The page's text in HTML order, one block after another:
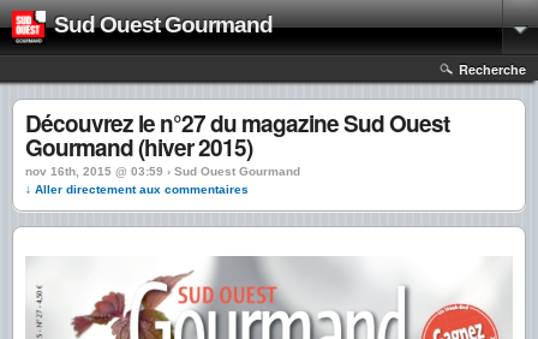
Sud Ouest Gourmand
Recherche
Découvrez le n°27 du magazine Sud Ouest
Gourmand (hiver 2015)
nov 16th, 2015 @ 03:59 › Sud Ouest Gourmand
↓ Aller directement aux commentaires